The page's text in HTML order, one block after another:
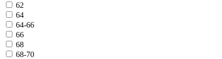
62
64
64-66
66
68
68-70